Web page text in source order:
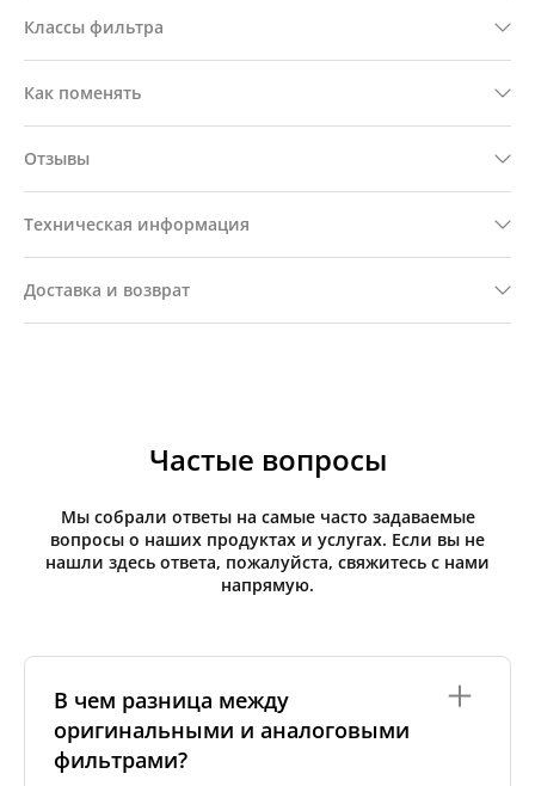
Классы фильтра
Как поменять
Отзывы
Техническая информация
Доставка и возврат
Частые вопросы
Мы собрали ответы на самые часто задаваемые
вопросы о наших продуктах и услугах. Если вы не
нашли здесь ответа, пожалуйста, свяжитесь с нами
напрямую.
В чем разница между
оригинальными и аналоговыми
фильтрами?